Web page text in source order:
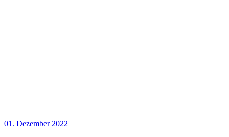
01. Dezember 2022